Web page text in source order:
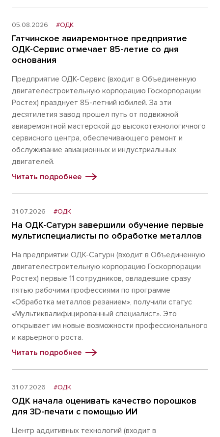
05.08.2026 #ОДК
Гатчинское авиаремонтное предприятие
ОДК-Сервис отмечает 85-летие со дня
основания
Предприятие ОДК-Сервис (входит в Объединенную
двигателестроительную корпорацию Госкорпорации
Ростех) празднует 85-летний юбилей. За эти
десятилетия завод прошел путь от подвижной
авиаремонтной мастерской до высокотехнологичного
сервисного центра, обеспечивающего ремонт и
обслуживание авиационных и индустриальных
двигателей.
Читать подробнее
31.07.2026 #ОДК
На ОДК-Сатурн завершили обучение первые
мультиспециалисты по обработке металлов
На предприятии ОДК-Сатурн (входит в Объединенную
двигателестроительную корпорацию Госкорпорации
Ростех) первые 11 сотрудников, овладевшие сразу
пятью рабочими профессиями по программе
«Обработка металлов резанием», получили статус
«Мультиквалифицированный специалист». Это
открывает им новые возможности профессионального
и карьерного роста.
Читать подробнее
31.07.2026 #ОДК
ОДК начала оценивать качество порошков
для 3D-печати с помощью ИИ
Центр аддитивных технологий (входит в